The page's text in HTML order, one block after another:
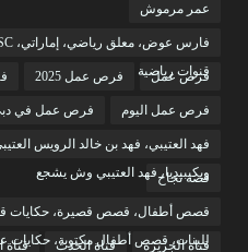
عمر مرموش
قنوات رياضية
فرص عمل فرص عمل 2025
فرص عمل اليوم فرص عمل في
فهد العتيبي، فهد بن خالد الرويس
ويكيبيديا، فهد العتيبي وش يشجع
قصة نجاح
قصص أطفال، قصص قصيرة، حكايات
للبنات، قصص أطفال مكتوبة، حكايات
قناة الجزيرة قناة الحدث قناة